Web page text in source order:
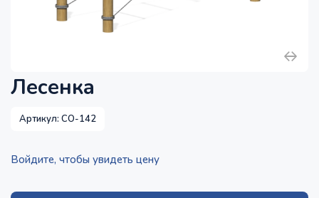
Лесенка
Артикул:СО-142
Войдите, чтобы увидеть цену